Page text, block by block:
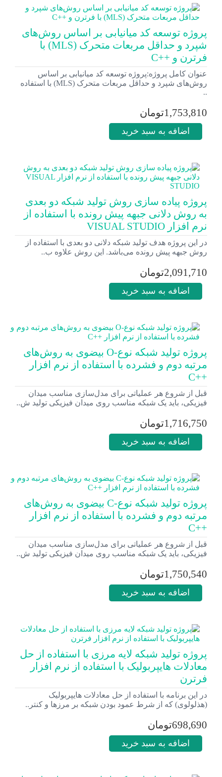
پروژه توسعه کد میانیابی بر اساس روش‌های
شپرد و حداقل مربعات متحرک (MLS) با
فرترن و ++C
عنوان کامل پروژه:پروژه توسعه کد میانیابی بر اساس
روش‌های شپرد و حداقل مربعات متحرک (MLS) با استفاده
..
1,753,810تومان
اضافه به سبد خرید
پروژه پیاده سازی روش تولید شبکه دو بعدی
به روش دلانی جبهه پیش رونده با استفاده از
نرم افزار VISUAL STUDIO
در این پروژه هدف تولید شبکه دلانی دو بعدی با استفاده از
روش جبهه پیش رونده می­‌باشد. این روش علاوه ب..
2,091,710تومان
اضافه به سبد خرید
پروژه تولید شبکه نوع-O بیضوی به روش‌های
مرتبه دوم و فشرده با استفاده از نرم افزار
++C
قبل از شروع هر عملیاتی برای مدل‌سازی مناسب میدان
فیزیکی، باید یک شبکه مناسب روی میدان فیزیکی تولید ش..
1,716,750تومان
اضافه به سبد خرید
پروژه تولید شبکه نوع-C بیضوی به روش‌های
مرتبه دوم و فشرده با استفاده از نرم افزار
++C
قبل از شروع هر عملیاتی برای مدل‌سازی مناسب میدان
فیزیکی، باید یک شبکه مناسب روی میدان فیزیکی تولید ش..
1,750,540تومان
اضافه به سبد خرید
پروژه تولید شبکه لایه مرزی با استفاده از حل
معادلات هایپربولیک با استفاده از نرم افزار
فرترن
در این برنامه با استفاده از حل معادلات هایپربولیک
(هذلولوی) که از شرط عمود بودن شبکه بر مرزها و کنتر..
698,690تومان
اضافه به سبد خرید